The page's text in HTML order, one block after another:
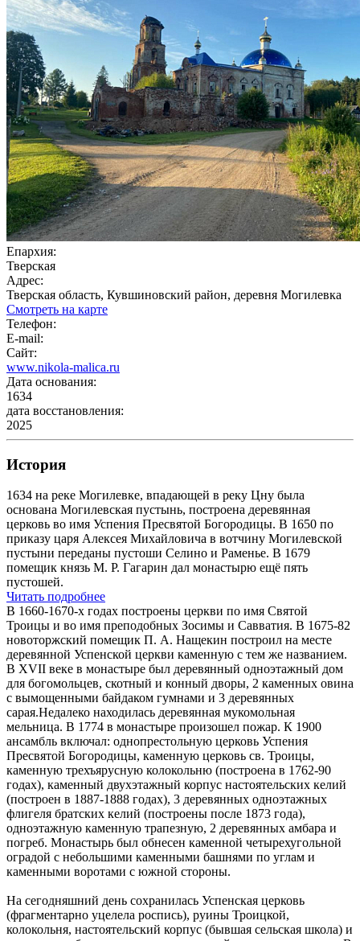
Епархия:
Тверская
Адрес:
Тверская область, Кувшиновский район, деревня Могилевка
Смотреть на карте
Телефон:
E-mail:
Сайт:
www.nikola-malica.ru
Дата основания:
1634
дата восстановления:
2025
История
1634 на реке Могилевке, впадающей в реку Цну была
основана Могилевская пустынь, построена деревянная
церковь во имя Успения Пресвятой Богородицы. В 1650 по
приказу царя Алексея Михайловича в вотчину Могилевской
пустыни переданы пустоши Селино и Раменье. В 1679
помещик князь М. Р. Гагарин дал монастырю ещё пять
пустошей.
Читать подробнее
В 1660-1670-х годах построены церкви по имя Святой
Троицы и во имя преподобных Зосимы и Савватия. В 1675-82
новоторжский помещик П. А. Нащекин построил на месте
деревянной Успенской церкви каменную с тем же названием.
В XVII веке в монастыре был деревянный одноэтажный дом
для богомольцев, скотный и конный дворы, 2 каменных овина
с вымощенными байдаком гумнами и 3 деревянных
сарая.Недалеко находилась деревянная мукомольная
мельница. В 1774 в монастыре произошел пожар. К 1900
ансамбль включал: однопрестольную церковь Успения
Пресвятой Богородицы, каменную церковь св. Троицы,
каменную трехъярусную колокольню (построена в 1762-90
годах), каменный двухэтажный корпус настоятельских келий
(построен в 1887-1888 годах), 3 деревянных одноэтажных
флигеля братских келий (построены после 1873 года),
одноэтажную каменную трапезную, 2 деревянных амбара и
погреб. Монастырь был обнесен каменной четырехугольной
оградой с небольшими каменными башнями по углам и
каменными воротами с южной стороны.
На сегодняшний день сохранилась Успенская церковь
(фрагментарно уцелела роспись), руины Троицкой,
колокольня, настоятельский корпус (бывшая сельская школа) и